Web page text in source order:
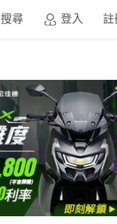
登入 註
搜尋